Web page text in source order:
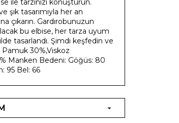
ile tarzınızı konuşturun.
şık tasarımıyla her an
çıkarın. Gardırobunuzun
bu elbise, her tarza uyum
tasarlandı. Şimdi keşfedin ve
Pamuk 30%,Viskoz
Manken Bedeni: Göğüs: 80
95 Bel: 66